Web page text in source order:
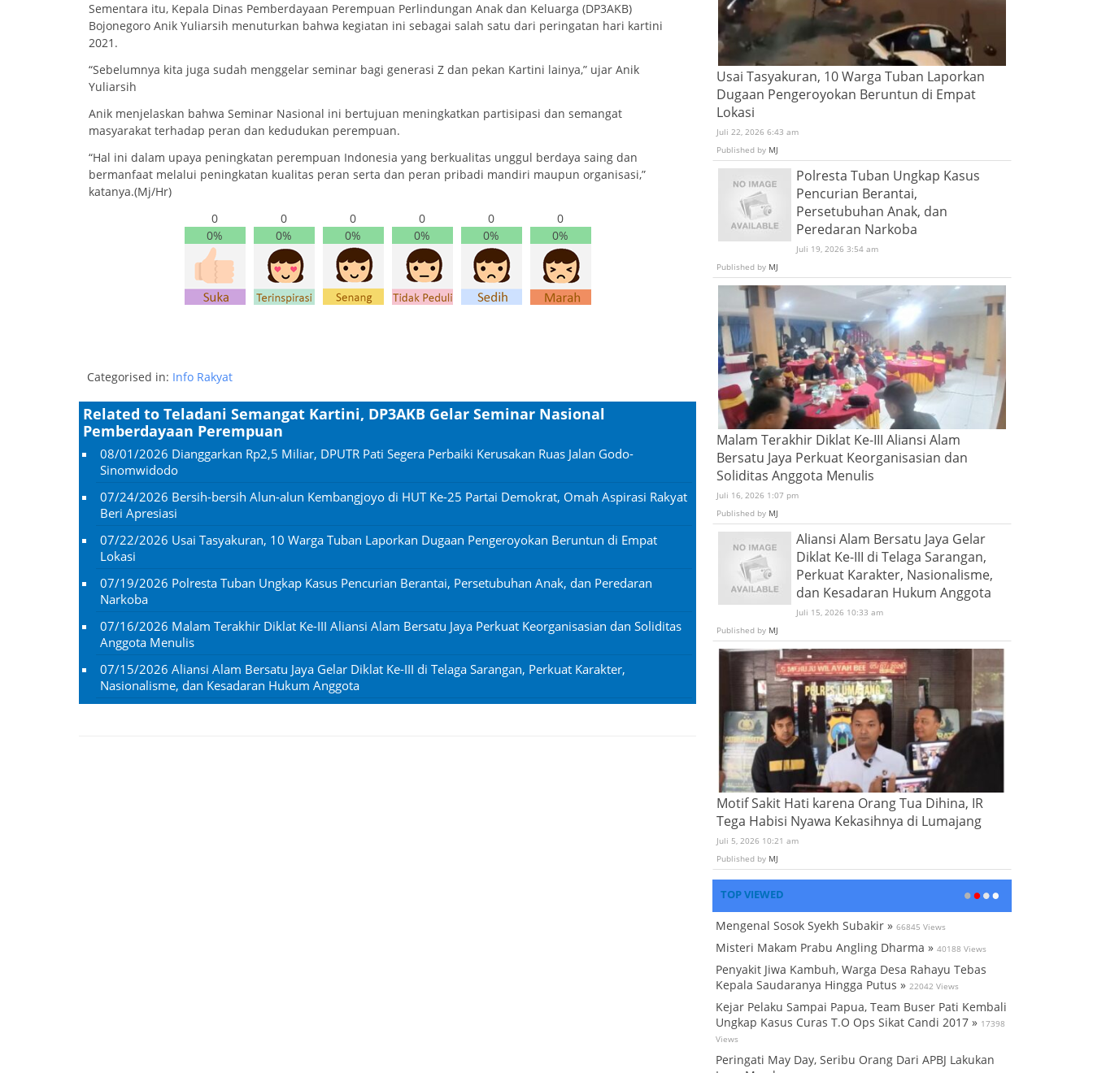
Sementara itu, Kepala Dinas Pemberdayaan Perempuan Perlindungan Anak dan Keluarga (DP3AKB)
Bojonegoro Anik Yuliarsih menuturkan bahwa kegiatan ini sebagai salah satu dari peringatan hari kartini
2021.
“Sebelumnya kita juga sudah menggelar seminar bagi generasi Z dan pekan Kartini lainya,” ujar Anik
Yuliarsih
Anik menjelaskan bahwa Seminar Nasional ini bertujuan meningkatkan partisipasi dan semangat
masyarakat terhadap peran dan kedudukan perempuan.
“Hal ini dalam upaya peningkatan perempuan Indonesia yang berkualitas unggul berdaya saing dan
bermanfaat melalui peningkatan kualitas peran serta dan peran pribadi mandiri maupun organisasi,”
katanya.(Mj/Hr)
0
0%
0
0%
0
0%
0
0%
0
0%
0
0%
Categorised in: Info Rakyat
Related to Teladani Semangat Kartini, DP3AKB Gelar Seminar Nasional
Pemberdayaan Perempuan
08/01/2026 Dianggarkan Rp2,5 Miliar, DPUTR Pati Segera Perbaiki Kerusakan Ruas Jalan Godo-
Sinomwidodo
07/24/2026 Bersih-bersih Alun-alun Kembangjoyo di HUT Ke-25 Partai Demokrat, Omah Aspirasi Rakyat
Beri Apresiasi
07/22/2026 Usai Tasyakuran, 10 Warga Tuban Laporkan Dugaan Pengeroyokan Beruntun di Empat
Lokasi
07/19/2026 Polresta Tuban Ungkap Kasus Pencurian Berantai, Persetubuhan Anak, dan Peredaran
Narkoba
07/16/2026 Malam Terakhir Diklat Ke-III Aliansi Alam Bersatu Jaya Perkuat Keorganisasian dan Soliditas
Anggota Menulis
07/15/2026 Aliansi Alam Bersatu Jaya Gelar Diklat Ke-III di Telaga Sarangan, Perkuat Karakter,
Nasionalisme, dan Kesadaran Hukum Anggota
Usai Tasyakuran, 10 Warga Tuban Laporkan
Dugaan Pengeroyokan Beruntun di Empat
Lokasi
Juli 22, 2026 6:43 am
Published by MJ
Polresta Tuban Ungkap Kasus
Pencurian Berantai,
Persetubuhan Anak, dan
Peredaran Narkoba
Juli 19, 2026 3:54 am
Published by MJ
Malam Terakhir Diklat Ke-III Aliansi Alam
Bersatu Jaya Perkuat Keorganisasian dan
Soliditas Anggota Menulis
Juli 16, 2026 1:07 pm
Published by MJ
Aliansi Alam Bersatu Jaya Gelar
Diklat Ke-III di Telaga Sarangan,
Perkuat Karakter, Nasionalisme,
dan Kesadaran Hukum Anggota
Juli 15, 2026 10:33 am
Published by MJ
Motif Sakit Hati karena Orang Tua Dihina, IR
Tega Habisi Nyawa Kekasihnya di Lumajang
Juli 5, 2026 10:21 am
Published by MJ
TOP VIEWED
Mengenal Sosok Syekh Subakir » 66845 Views
Misteri Makam Prabu Angling Dharma » 40188 Views
Penyakit Jiwa Kambuh, Warga Desa Rahayu Tebas
Kepala Saudaranya Hingga Putus » 22042 Views
Kejar Pelaku Sampai Papua, Team Buser Pati Kembali
Ungkap Kasus Curas T.O Ops Sikat Candi 2017 » 17398
Views
Peringati May Day, Seribu Orang Dari APBJ Lakukan